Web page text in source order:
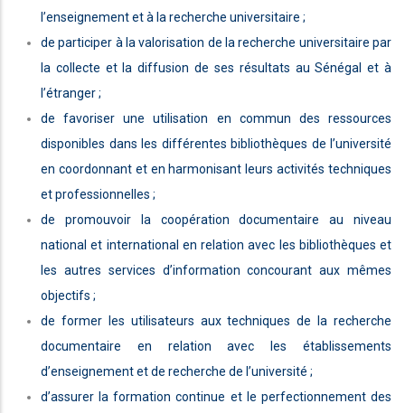
l’enseignement et à la recherche universitaire ;
de participer à la valorisation de la recherche universitaire par
la collecte et la diffusion de ses résultats au Sénégal et à
l’étranger ;
de favoriser une utilisation en commun des ressources
disponibles dans les différentes bibliothèques de l’université
en coordonnant et en harmonisant leurs activités techniques
et professionnelles ;
de promouvoir la coopération documentaire au niveau
national et international en relation avec les bibliothèques et
les autres services d’information concourant aux mêmes
objectifs ;
de former les utilisateurs aux techniques de la recherche
documentaire en relation avec les établissements
d’enseignement et de recherche de l’université ;
d’assurer la formation continue et le perfectionnement des